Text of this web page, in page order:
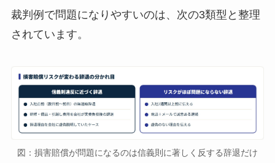
裁判例で問題になりやすいのは、次の3類型と整理
されています。
図：損害賠償が問題になるのは信義則に著しく反する辞退だけ